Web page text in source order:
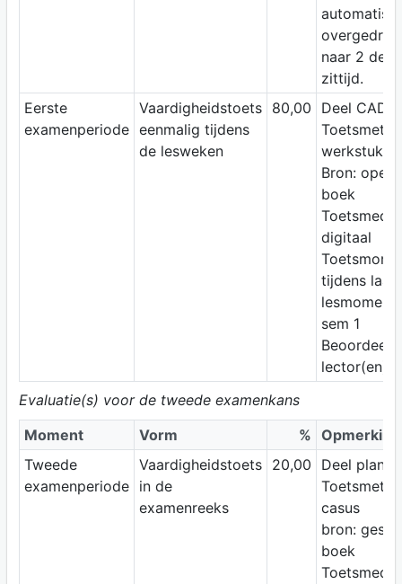
naar 2 de
zittijd.
Eerste
examenperiode
Vaardigheidstoets
eenmalig tijdens
de lesweken
80,00
Deel CAD
werkstuk
Bron: open
boek
digitaal
tijdens
lesmoment
sem 1
lector(en)
Evaluatie(s) voor de tweede examenkans
Moment
Vorm % Opmerking
Tweede
examenperiode
Vaardigheidstoets
in de
examenreeks
20,00
Deel
casus
bron:
boek